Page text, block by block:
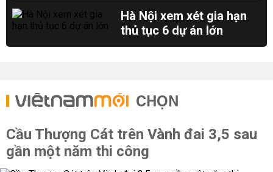
Hà Nội xem xét gia hạn
thủ tục 6 dự án lớn
CHỌN
Cầu Thượng Cát trên Vành đai 3,5 sau
gần một năm thi công